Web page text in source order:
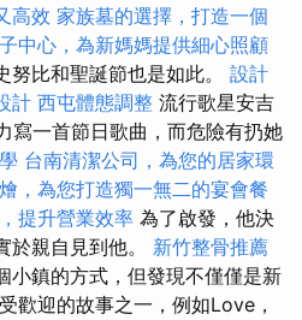
高效 家族墓的選擇，打造一個
中心，為新媽媽提供細心照顧
努比和聖誕節也是如此。 設計
計 西屯體態調整 流行歌星安吉
寫一首節日歌曲，而危險有扔她
台南清潔公司，為您的居家環
，為您打造獨一無二的宴會餐
提升營業效率 為了啟發，他決
於親自見到他。 新竹整骨推薦
小鎮的方式，但發現不僅僅是新
歡迎的故事之一，例如Love，